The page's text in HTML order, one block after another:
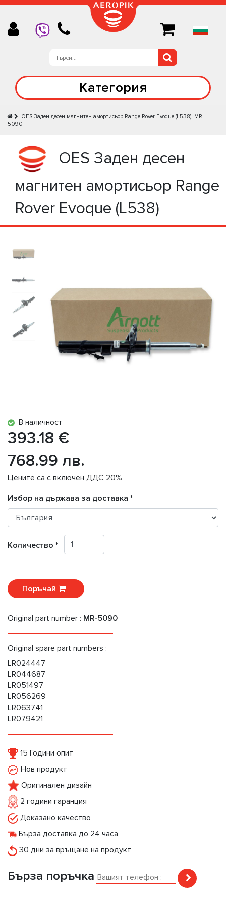
Категория
OES Заден десен магнитен амортисьор Range Rover Evoque (L538), MR-
5090
OES Заден десен
магнитен амортисьор Range
Rover Evoque (L538)
В наличност
393.18 €
768.99 лв.
Цените са с включен ДДС 20%
Избор на държава за доставка *
Количество *
Поръчай
Original part number : MR-5090
Original spare part numbers :
LR024447
LR044687
LR051497
LR056269
LR063741
LR079421
15 Години опит
Нов продукт
Оригинален дизайн
2 години гаранция
Доказано качество
Бърза доставка до 24 часа
30 дни за връщане на продукт
Бърза поръчка